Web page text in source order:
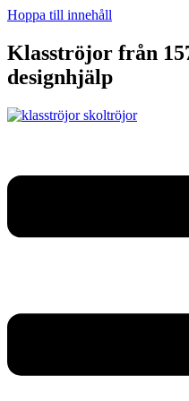
Hoppa till innehåll
Klasströjor från
designhjälp